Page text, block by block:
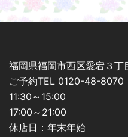
福岡県福岡市西区愛宕３丁
ご予約TEL 0120-48-8070
11:30～15:00
17:00～21:00
休店日：年末年始